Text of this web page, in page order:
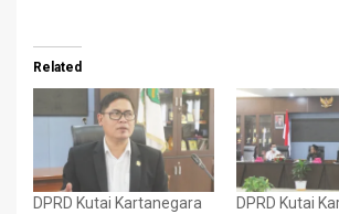
Related
DPRD Kutai Kartanegara
DPRD Kutai